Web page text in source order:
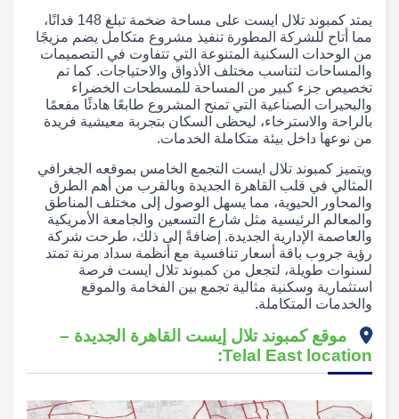
يمتد كمبوند تلال ايست على مساحة ضخمة تبلغ 148 فدانًا،
مما أتاح للشركة المطورة تنفيذ مشروع متكامل يضم مزيجًا
من الوحدات السكنية المتنوعة التي تتفاوت في التصميمات
والمساحات لتناسب مختلف الأذواق والاحتياجات. كما تم
تخصيص جزء كبير من المساحة للمسطحات الخضراء
والبحيرات الصناعية التي تمنح المشروع طابعًا هادئًا مفعمًا
بالراحة والاسترخاء، ليحظى السكان بتجربة معيشية فريدة
من نوعها داخل بيئة متكاملة الخدمات.
ويتميز كمبوند تلال ايست التجمع الخامس بموقعه الجغرافي
المثالي في قلب القاهرة الجديدة وبالقرب من أهم الطرق
والمحاور الحيوية، مما يسهل الوصول إلى مختلف المناطق
والمعالم الرئيسية مثل شارع التسعين والجامعة الأمريكية
والعاصمة الإدارية الجديدة. إضافةً إلى ذلك، طرحت شركة
رؤية جروب باقة أسعار تنافسية مع أنظمة سداد مرنة تمتد
لسنوات طويلة، لتجعل من كمبوند تلال ايست فرصة
استثمارية وسكنية مثالية تجمع بين الفخامة والموقع
والخدمات المتكاملة.
موقع كمبوند تلال إيست القاهرة الجديدة –
Telal East location: